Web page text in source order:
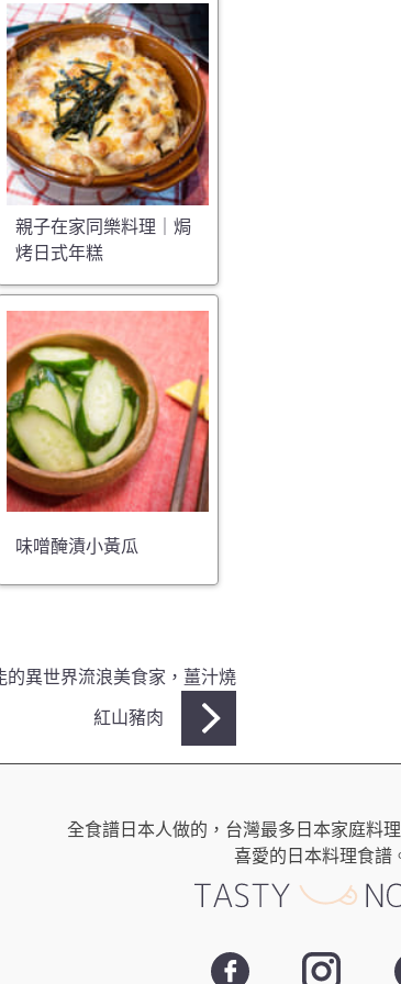
親子在家同樂料理｜焗
烤日式年糕
味噌醃漬小黃瓜
的異世界流浪美食家，薑汁燒
紅山豬肉
全食譜日本人做的，台灣最多日本家庭料
喜愛的日本料理食譜